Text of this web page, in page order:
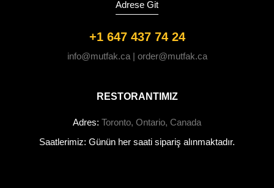
Adrese Git
+1 647 437 74 24
info@mutfak.ca | order@mutfak.ca
RESTORANTIMIZ
Adres: Toronto, Ontario, Canada
Saatlerimiz: Günün her saati sipariş alınmaktadır.